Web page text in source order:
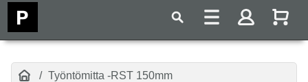
Työntömitta -RST 150mm